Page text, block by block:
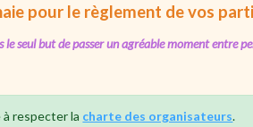
pour le règlement de vos
seul but de passer un agréable moment entre
respecter la charte des organisateurs.